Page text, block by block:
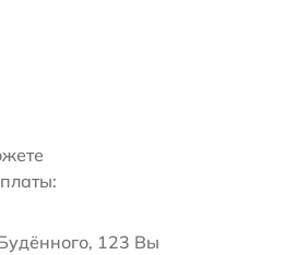
123 Вы